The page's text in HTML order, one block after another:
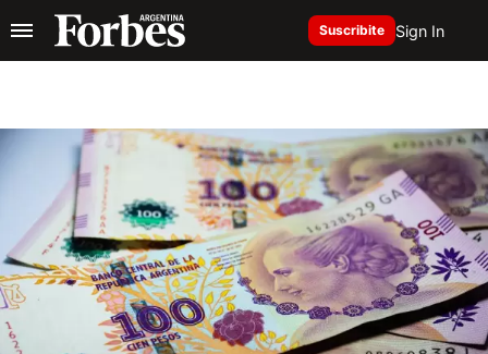
Suscribite Sign In